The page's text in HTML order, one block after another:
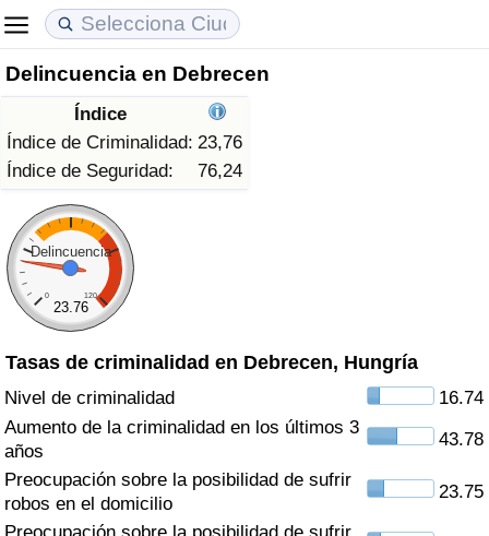
Delincuencia en Debrecen
Índice
Índice de Criminalidad: 23,76
Índice de Seguridad:
76,24
Delincuencia
0 120
23.76
Tasas de criminalidad en Debrecen, Hungría
Nivel de criminalidad
16.74
Aumento de la criminalidad en los últimos 3
años
43.78
Preocupación sobre la posibilidad de sufrir
robos en el domicilio
23.75
Preocupación sobre la posibilidad de sufrir
Coste de vida
Índice de Costo de Vida (Actual)
Índice de Costo de Vida
Índice de costo de vida por país
en aqaba
Precios de las propiedades
Índice de Precios de Inmuebles (Actual)
Índice de Precios de Inmuebles
Índice de Precios de Inmuebles por País
Calidad de Vida
Índice de Calidad de Vida
Índice de Calidad de Vida (Actual)
Índice de calidad de vida por país
Delincuencia
Calificación del Índice de Criminalidad
(Actual)
Índice de Criminalidad
Índice de criminalidad por país